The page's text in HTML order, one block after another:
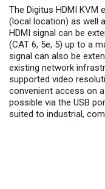
The Digitus HDMI
(local location) as well
HDMI signal can be
(CAT 6, 5e, 5) up to a
signal can also be
existing network
supported video
convenient access on
possible via the USB
suited to industrial,